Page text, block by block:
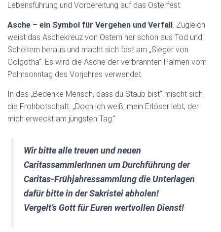
Lebensführung und Vorbereitung auf das Osterfest.
Asche – ein Symbol für Vergehen und Verfall. Zugleich
weist das Aschekreuz von Ostern her schon aus Tod und
Scheitern heraus und macht sich fest am „Sieger von
Golgotha“. Es wird die Asche der verbrannten Palmen vom
Palmsonntag des Vorjahres verwendet.
In das „Bedenke Mensch, dass du Staub bist“ mischt sich
die Frohbotschaft: „Doch ich weiß, mein Erlöser lebt, der
mich erweckt am jüngsten Tag.“
Wir bitte alle treuen und neuen
CaritassammlerInnen um Durchführung der
Caritas-Frühjahressammlung die Unterlagen
dafür bitte in der Sakristei abholen!
Vergelt’s Gott für Euren wertvollen Dienst!